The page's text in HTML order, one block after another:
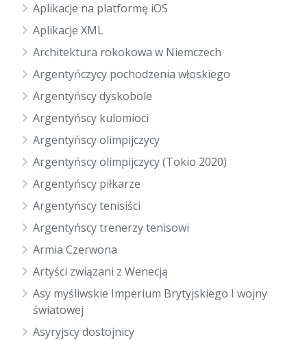
Aplikacje na platformę iOS
Aplikacje XML
Architektura rokokowa w Niemczech
Argentyńczycy pochodzenia włoskiego
Argentyńscy dyskobole
Argentyńscy kulomioci
Argentyńscy olimpijczycy
Argentyńscy olimpijczycy (Tokio 2020)
Argentyńscy piłkarze
Argentyńscy tenisiści
Argentyńscy trenerzy tenisowi
Armia Czerwona
Artyści związani z Wenecją
Asy myśliwskie Imperium Brytyjskiego I wojny
światowej
Asyryjscy dostojnicy